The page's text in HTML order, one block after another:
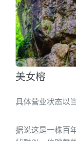
美女榕
具体营业状态以
据说这是一株百